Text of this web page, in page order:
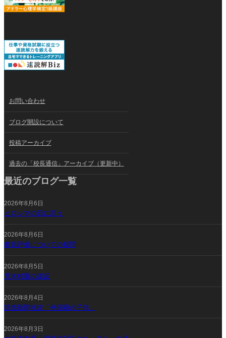
お問い合わせ
ブログ開設について
投稿アーカイブ
過去の「校長通信」アーカイブ（更新中）
最近のブログ一覧
2026年8月6日
ヒロシマの日に思う
2026年8月6日
教員評価についての疑問
2026年8月5日
荒木村重の謀反
2026年8月4日
読売新聞社説「外国籍の子供」
2026年8月3日